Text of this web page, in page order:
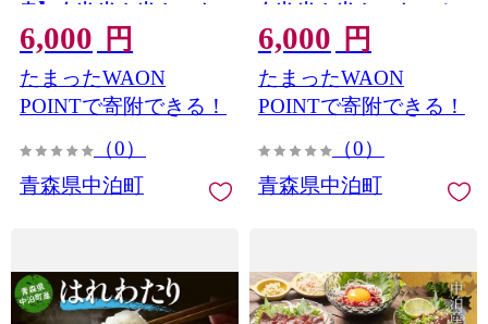
幸】 白米 米 お米 おこめ
コメ 精米 一升 ご飯 ごはん
特A 小分け 青森県 中泊町
おすすめ F6N-351
6,000 円
たまったWAON
POINTで寄附できる！
（0）
青森県中泊町
白米 米 お米 おこめ コメ
精米 一升 ご飯 ごはん 特A
小分け 青森県 中泊町 おす
すめ F6N-350
6,000 円
たまったWAON
POINTで寄附できる！
（0）
青森県中泊町